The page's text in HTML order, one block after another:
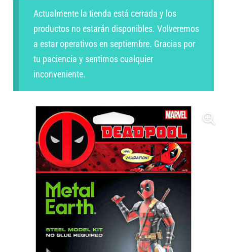
Actualmente la tienda está cerrada y los
productos no estarán disponibles. Volveremos
a estar operativos en septiembre. Gracias por
tu paciencia y sentimos cualquier
inconveniente.